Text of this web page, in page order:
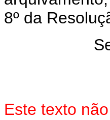
8º da
Este texto